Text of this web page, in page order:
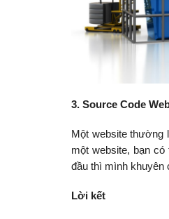
3. Source Code
Một website thường
một website, bạn
đầu thì mình khuyên
Lời kết